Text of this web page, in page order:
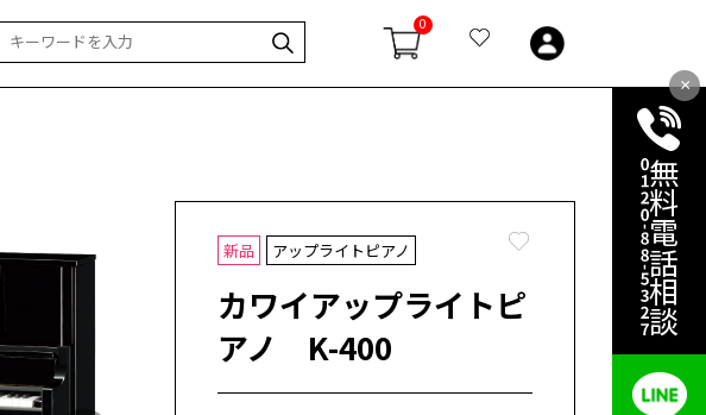
0
Favorite
新品 アップライトピアノ
カワイアップライトピ
アノ K-400
無料電話相談
×